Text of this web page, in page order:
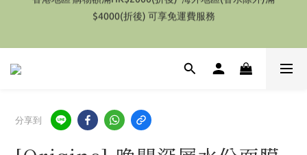
特別優惠 1件即享有9折優惠(部份產品除外）
$4000(折後) 可享免運費服務
分享到